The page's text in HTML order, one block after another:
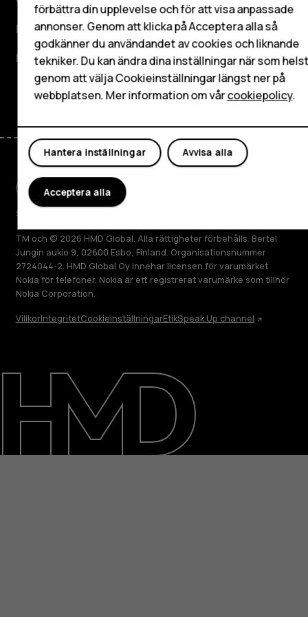
Surfplattor
Mitt konto
Planet and people
Kundservice
FacebookInstagram
TiktokYoutubeLinkedinDiscord
Sweden
TM och © 2026 HMD Global. Alla rättigheter förbehålls. Bertel
Jungin aukio 9, 02600 Esbo, Finland. Organisationsnummer
2724044-2. HMD Global Oy innehar licensen för varumärket
Nokia för telefoner. Nokia är ett registrerat varumärke som tillhör
Nokia Corporation.
VillkorIntegritetCookieinställningarEtikSpeak Up channel
förbättra din upplevelse och för att visa anpassade
annonser. Genom att klicka på Acceptera alla så
godkänner du användandet av cookies och liknande
tekniker. Du kan ändra dina inställningar när som helst
genom att välja Cookieinställningar längst ner på
webbplatsen. Mer information om vårcookiepolicy.
Avvisa alla
Hantera inställningar
Acceptera alla